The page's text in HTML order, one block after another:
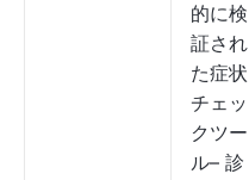
的に検
証され
た症状
チェッ
クツー
ル– 診